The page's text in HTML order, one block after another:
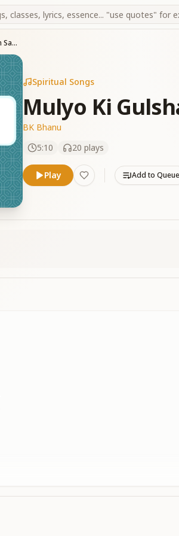
Mulyo Ki Gulshan Se Jeevan Saja Lo
Spiritual Songs
Mulyo Ki
BK Bhanu
5:10
20 plays
Play Add to Queue